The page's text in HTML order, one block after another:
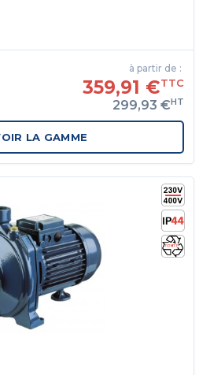
à partir de :
359,91 €TTC
299,93 €HT
LA GAMME